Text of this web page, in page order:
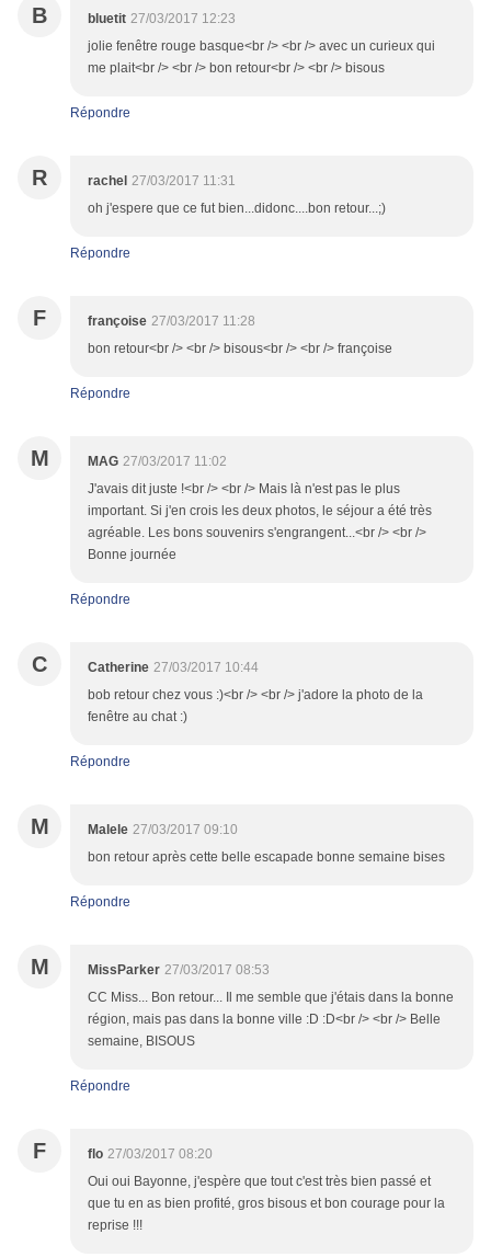
B bluetit 27/03/2017 12:23
jolie fenêtre rouge basque<br /> <br /> avec un curieux qui
me plait<br /> <br /> bon retour<br /> <br /> bisous
Répondre
R rachel 27/03/2017 11:31
oh j'espere que ce fut bien...didonc....bon retour...;)
Répondre
F françoise 27/03/2017 11:28
bon retour<br /> <br /> bisous<br /> <br /> françoise
Répondre
M MAG 27/03/2017 11:02
J'avais dit juste !<br /> <br /> Mais là n'est pas le plus
important. Si j'en crois les deux photos, le séjour a été très
agréable. Les bons souvenirs s'engrangent...<br /> <br />
Bonne journée
Répondre
C Catherine 27/03/2017 10:44
bob retour chez vous :)<br /> <br /> j'adore la photo de la
fenêtre au chat :)
Répondre
M Malele 27/03/2017 09:10
bon retour après cette belle escapade bonne semaine bises
Répondre
M MissParker 27/03/2017 08:53
CC Miss... Bon retour... Il me semble que j'étais dans la bonne
région, mais pas dans la bonne ville :D :D<br /> <br /> Belle
semaine, BISOUS
Répondre
F flo 27/03/2017 08:20
Oui oui Bayonne, j'espère que tout c'est très bien passé et
que tu en as bien profité, gros bisous et bon courage pour la
reprise !!!